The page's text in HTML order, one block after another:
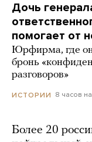
Дочь
помогает от
Юрфирма, где
бронь
разговоров»
ИСТОРИИ 8 часов
Более 20